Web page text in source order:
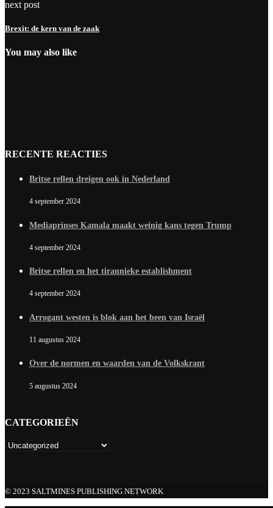
next post
Brexit: de kern van de zaak
You may also like
RECENTE REACTIES
Britse rellen dreigen ook in Nederland
4 september 2024
Mediaprinses Kamala maakt weinig kans tegen Trump
4 september 2024
Britse rellen en het tirannieke establishment
4 september 2024
Arrogant westen is blok aan het been van Israël
11 augustus 2024
Over de normen en waarden van de Volkskrant
5 augustus 2024
CATEGORIEËN
© 2023 SALTMINES PUBLISHING NETWORK